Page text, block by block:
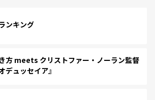
ンキング
方 meets クリストファー・ノーラン監督
デュッセイア』